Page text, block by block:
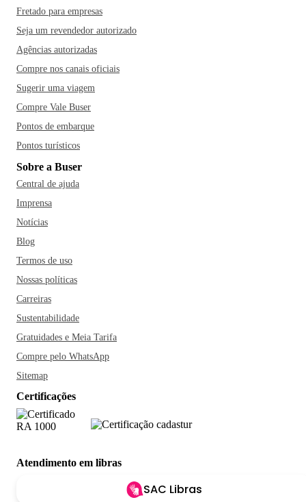
Fretado para empresas
Seja um revendedor autorizado
Agências autorizadas
Compre nos canais oficiais
Sugerir uma viagem
Compre Vale Buser
Pontos de embarque
Pontos turísticos
Sobre a Buser
Central de ajuda
Imprensa
Notícias
Blog
Termos de uso
Nossas políticas
Carreiras
Sustentabilidade
Gratuidades e Meia Tarifa
Compre pelo WhatsApp
Sitemap
Certificações
Atendimento em libras
SAC Libras